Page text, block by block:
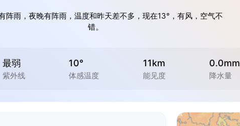
阵雨，夜晚有阵雨，温度和昨天差不多，现在13°，有风，空气不
错。
最弱
紫外线
10°
体感温度
11km
能见度
0.0mm
降水量